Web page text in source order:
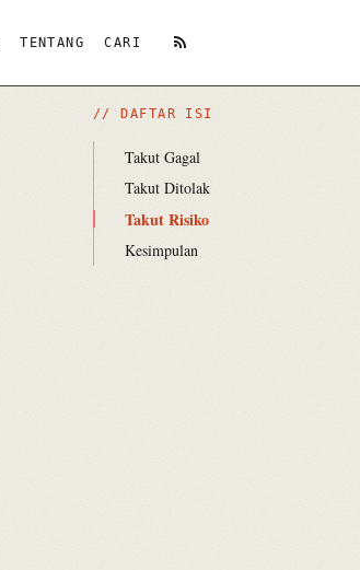
TENTANG CARI
RSS
// DAFTAR ISI
Takut Gagal
Takut Ditolak
Takut Risiko
Kesimpulan